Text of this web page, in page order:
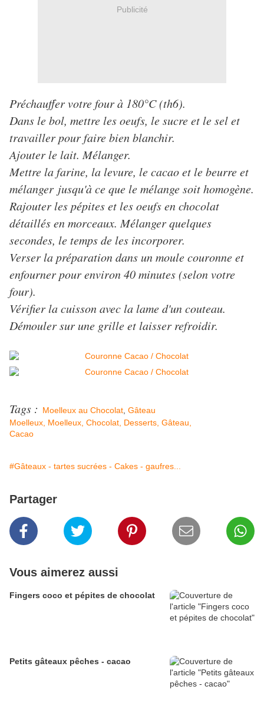
Publicité
Préchauffer votre four à 180°C (th6).
Dans le bol, mettre les oeufs, le sucre et le sel et
travailler pour faire bien blanchir.
Ajouter le lait. Mélanger.
Mettre la farine, la levure, le cacao et le beurre et
mélanger jusqu'à ce que le mélange soit homogène.
Rajouter les pépites et les oeufs en chocolat
détaillés en morceaux. Mélanger quelques
secondes, le temps de les incorporer.
Verser la préparation dans un moule couronne et
enfourner pour environ 40 minutes (selon votre
four).
Vérifier la cuisson avec la lame d'un couteau.
Démouler sur une grille et laisser refroidir.
Tags : Moelleux au Chocolat Gâteau
Moelleux, Moelleux, Chocolat, Desserts, Gâteau,
Cacao
#Gâteaux - tartes sucrées - Cakes - gaufres...
Partager
Vous aimerez aussi
Fingers coco et pépites de chocolat
Petits gâteaux pêches - cacao